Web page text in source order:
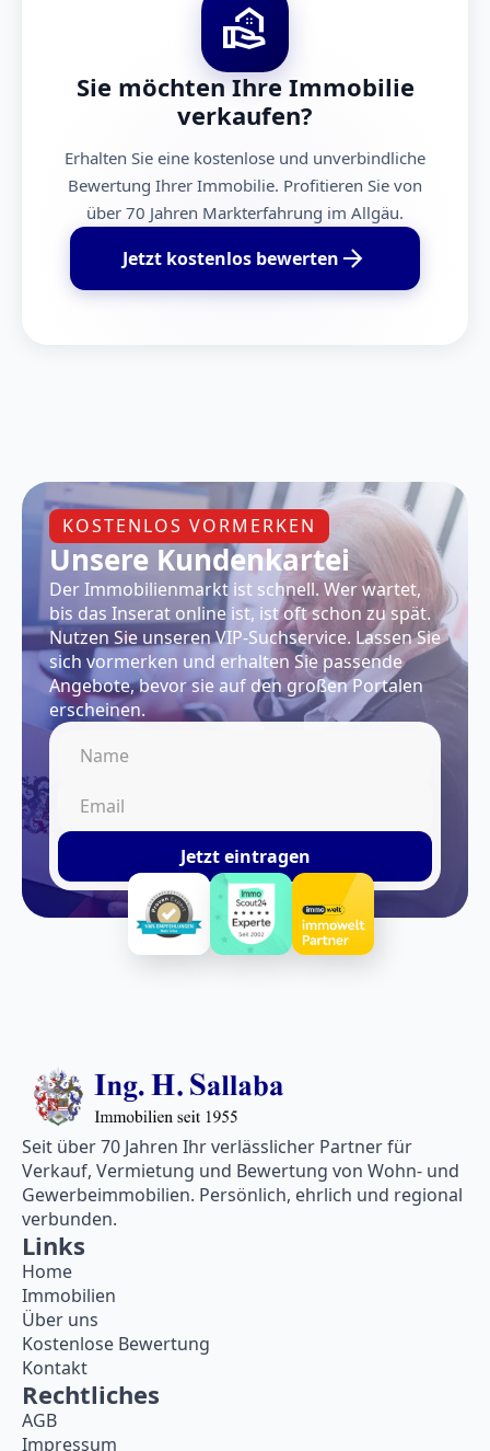
real_estate_agent
Sie möchten Ihre Immobilie
verkaufen?
Erhalten Sie eine kostenlose und unverbindliche
Bewertung Ihrer Immobilie. Profitieren Sie von
über 70 Jahren Markterfahrung im Allgäu.
Jetzt kostenlos bewerten arrow_forward
KOSTENLOS VORMERKEN
Unsere Kundenkartei
Der Immobilienmarkt ist schnell. Wer wartet,
bis das Inserat online ist, ist oft schon zu spät.
Nutzen Sie unseren VIP-Suchservice. Lassen Sie
sich vormerken und erhalten Sie passende
Angebote, bevor sie auf den großen Portalen
erscheinen.
Jetzt eintragen
Seit über 70 Jahren Ihr verlässlicher Partner für
Verkauf, Vermietung und Bewertung von Wohn- und
Gewerbeimmobilien. Persönlich, ehrlich und regional
verbunden.
Links
Home
Immobilien
Über uns
Kostenlose Bewertung
Kontakt
Rechtliches
AGB
Impressum